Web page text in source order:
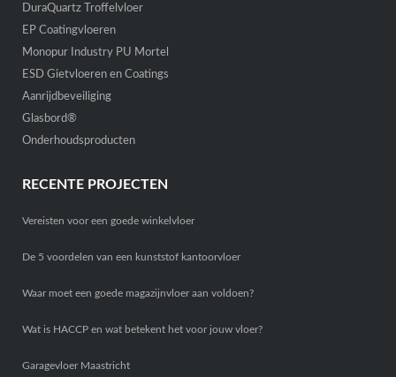
DuraQuartz Troffelvloer
EP Coatingvloeren
Monopur Industry PU Mortel
ESD Gietvloeren en Coatings
Aanrijdbeveiliging
Glasbord®
Onderhoudsproducten
RECENTE PROJECTEN
Vereisten voor een goede winkelvloer
De 5 voordelen van een kunststof kantoorvloer
Waar moet een goede magazijnvloer aan voldoen?
Wat is HACCP en wat betekent het voor jouw vloer?
Garagevloer Maastricht